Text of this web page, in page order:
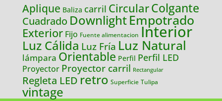
Aplique Baliza carril CircularColgante
Cuadrado DownlightEmpotrado
Exterior Fijo Fuente alimentacion Interior
Luz Cálida Luz Fría Luz Natural
lámpara Orientable Perfil Perfil LED
Proyector Proyector carril Rectangular
Regleta LED retro Superficie Tulipa
vintage